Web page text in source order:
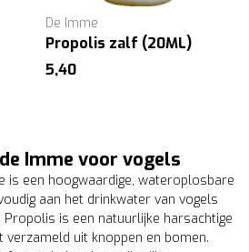
De Imme
Propolis zalf (20ML)
5,40
Imme voor vogels
is een hoogwaardige, wateroplosbare
aan het drinkwater van vogels
Propolis is een natuurlijke harsachtige
uit knoppen en bomen.